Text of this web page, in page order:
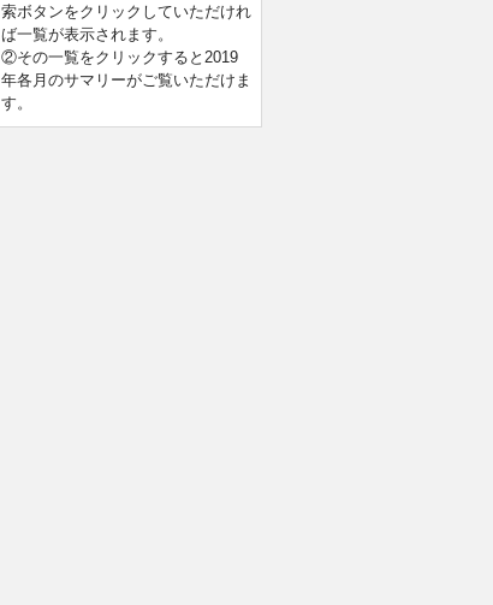
索ボタンをクリックしていただけれ
ば一覧が表示されます。
②その一覧をクリックすると2019
年各月のサマリーがご覧いただけま
す。